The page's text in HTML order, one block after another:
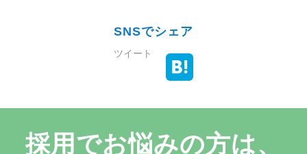
SNSでシェア
ツイート
採用でお悩みの方は、